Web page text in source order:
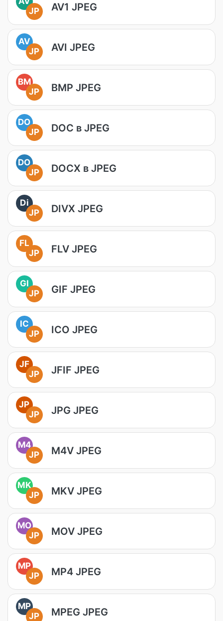
JP
AV1 JPEG
AV
JP
AVI JPEG
BM
JP
BMP JPEG
DO
JP
DOC в JPEG
DO
JP
DOCX в JPEG
Di
JP
DIVX JPEG
FL
JP
FLV JPEG
GI
JP
GIF JPEG
IC
JP
ICO JPEG
JF
JP
JFIF JPEG
JP
JP
JPG JPEG
M4
JP
M4V JPEG
MK
JP
MKV JPEG
MO
JP
MOV JPEG
MP
JP
MP4 JPEG
MP
JP
MPEG JPEG